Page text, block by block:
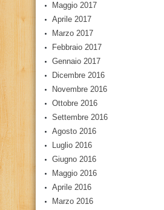
Maggio 2017
Aprile 2017
Marzo 2017
Febbraio 2017
Gennaio 2017
Dicembre 2016
Novembre 2016
Ottobre 2016
Settembre 2016
Agosto 2016
Luglio 2016
Giugno 2016
Maggio 2016
Aprile 2016
Marzo 2016